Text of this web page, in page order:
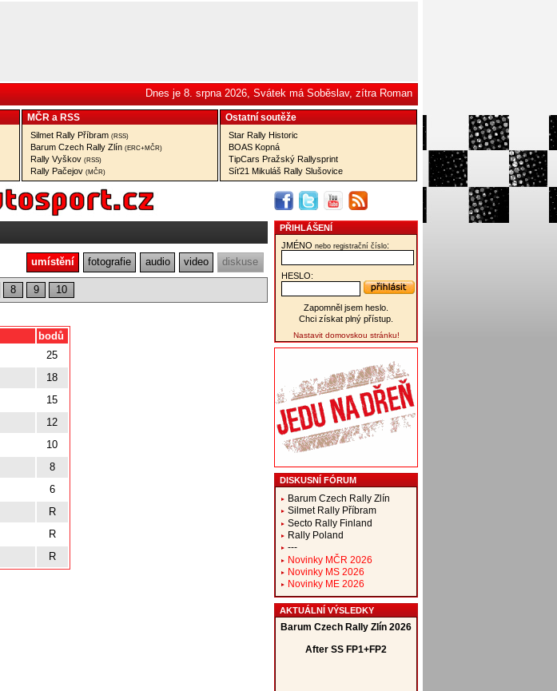
Dnes je 8. srpna 2026, Svátek má Soběslav, zítra Roman
MČR a RSS
Silmet Rally Příbram (RSS)
Barum Czech Rally Zlín (ERC+MČR)
Rally Vyškov (RSS)
Rally Pačejov (MČR)
Ostatní­ soutěže
Star Rally Historic
BOAS Kopná
TipCars Pražský Rallysprint
Síť21 Mikuláš Rally Slušovice
umístění fotografie audio video diskuse
8 9 10
bodů
25
18
15
12
10
8
6
R
R
R
PŘIHLÁŠENÍ
JMÉNO nebo registrační číslo:
HESLO:
Zapomněl jsem heslo.
Chci získat plný přístup.
Nastavit domovskou stránku!
DISKUSNÍ FÓRUM
Barum Czech Rally Zlín
Silmet Rally Příbram
Secto Rally Finland
Rally Poland
---
Novinky MČR 2026
Novinky MS 2026
Novinky ME 2026
AKTUÁLNÍ VÝSLEDKY